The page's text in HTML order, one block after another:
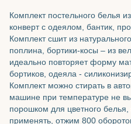
Комплект постельного белья
конверт с одеялом, бантик,
Комплект сшит из
поплина, бортики-косы – из
идеально повторяет форму
бортиков, одеяла -
Комплект можно стирать в
машине при температуре не
порошком для цветного
применять, отжим 800